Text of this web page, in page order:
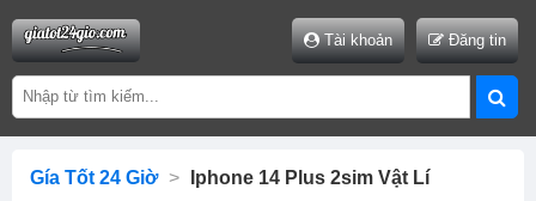
Tài khoản Đăng tin
Gía Tốt 24 Giờ > Iphone 14 Plus 2sim Vật Lí